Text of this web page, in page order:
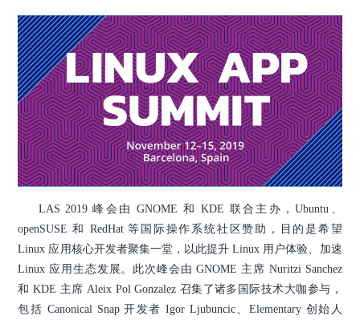
LAS 2019 峰会由 GNOME 和 KDE 联合主办，Ubuntu、
openSUSE 和 RedHat 等国际操作系统社区赞助，目的是希望
Linux 应用核心开发者聚集一堂，以此提升 Linux 用户体验、加速
Linux 应用生态发展。此次峰会由 GNOME 主席 Nuritzi Sanchez
和 KDE 主席 Aleix Pol Gonzalez 召集了诸多国际技术大咖参与，
包括 Canonical Snap 开发者 Igor Ljubuncic、Elementary 创始人